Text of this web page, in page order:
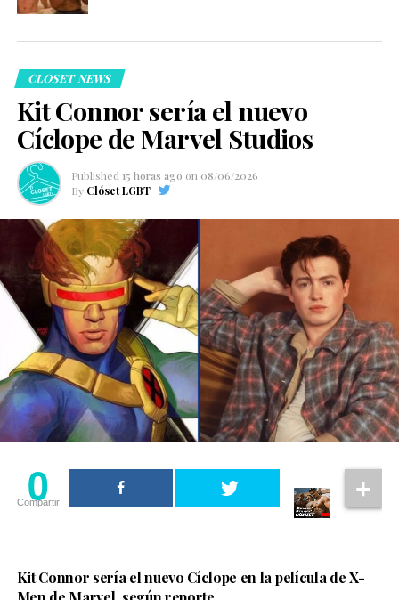
CLOSET NEWS
Kit Connor sería el nuevo
Cíclope de Marvel Studios
Published 15 horas ago on 08/06/2026
By Clóset LGBT
0
Compartir
Kit Connor sería el nuevo Cíclope en la película de X-